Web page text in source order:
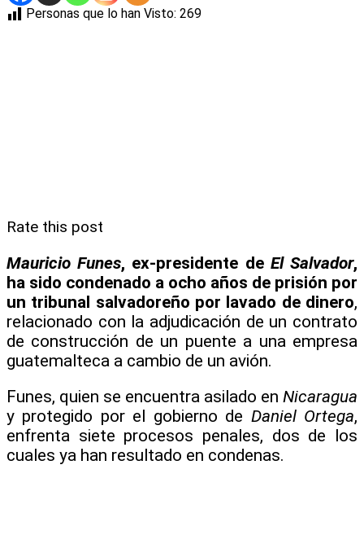
Personas que lo han Visto: 269
Rate this post
Mauricio Funes, ex-presidente deEl Salvador,
ha sido condenado a ocho años de prisión por
un tribunal salvadoreño por lavado de dinero,
relacionado con la adjudicación de un contrato
de construcción de un puente a una empresa
guatemalteca a cambio de un avión.
Funes, quien se encuentra asilado en Nicaragua
y protegido por el gobierno de Daniel Ortega,
enfrenta siete procesos penales, dos de los
cuales ya han resultado en condenas.